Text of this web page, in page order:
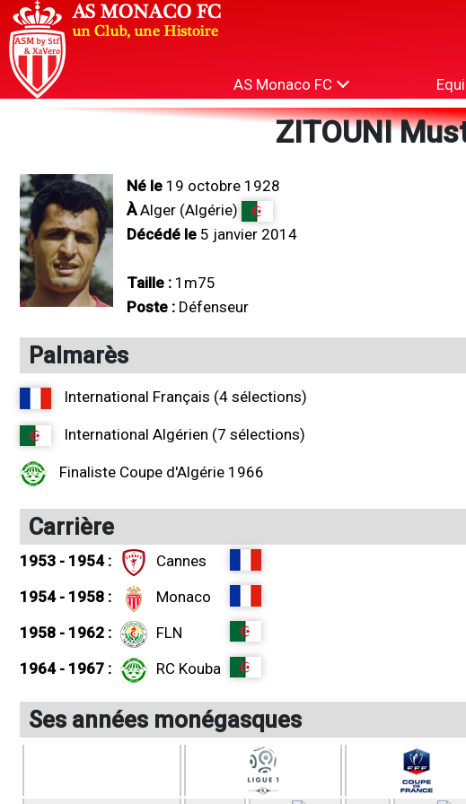
AS Monaco FC
ZITOUNI
Né le 19 octobre 1928
ÀAlger (Algérie)
Décédé le 5 janvier 2014
Taille : 1m75
Poste : Défenseur
Palmarès
International Français (4 sélections)
International Algérien (7 sélections)
Finaliste Coupe d'Algérie 1966
Carrière
1953 - 1954 :
Cannes
1954 - 1958 :
Monaco
1958 - 1962 :
FLN
1964 - 1967 :
RC Kouba
Ses années monégasques